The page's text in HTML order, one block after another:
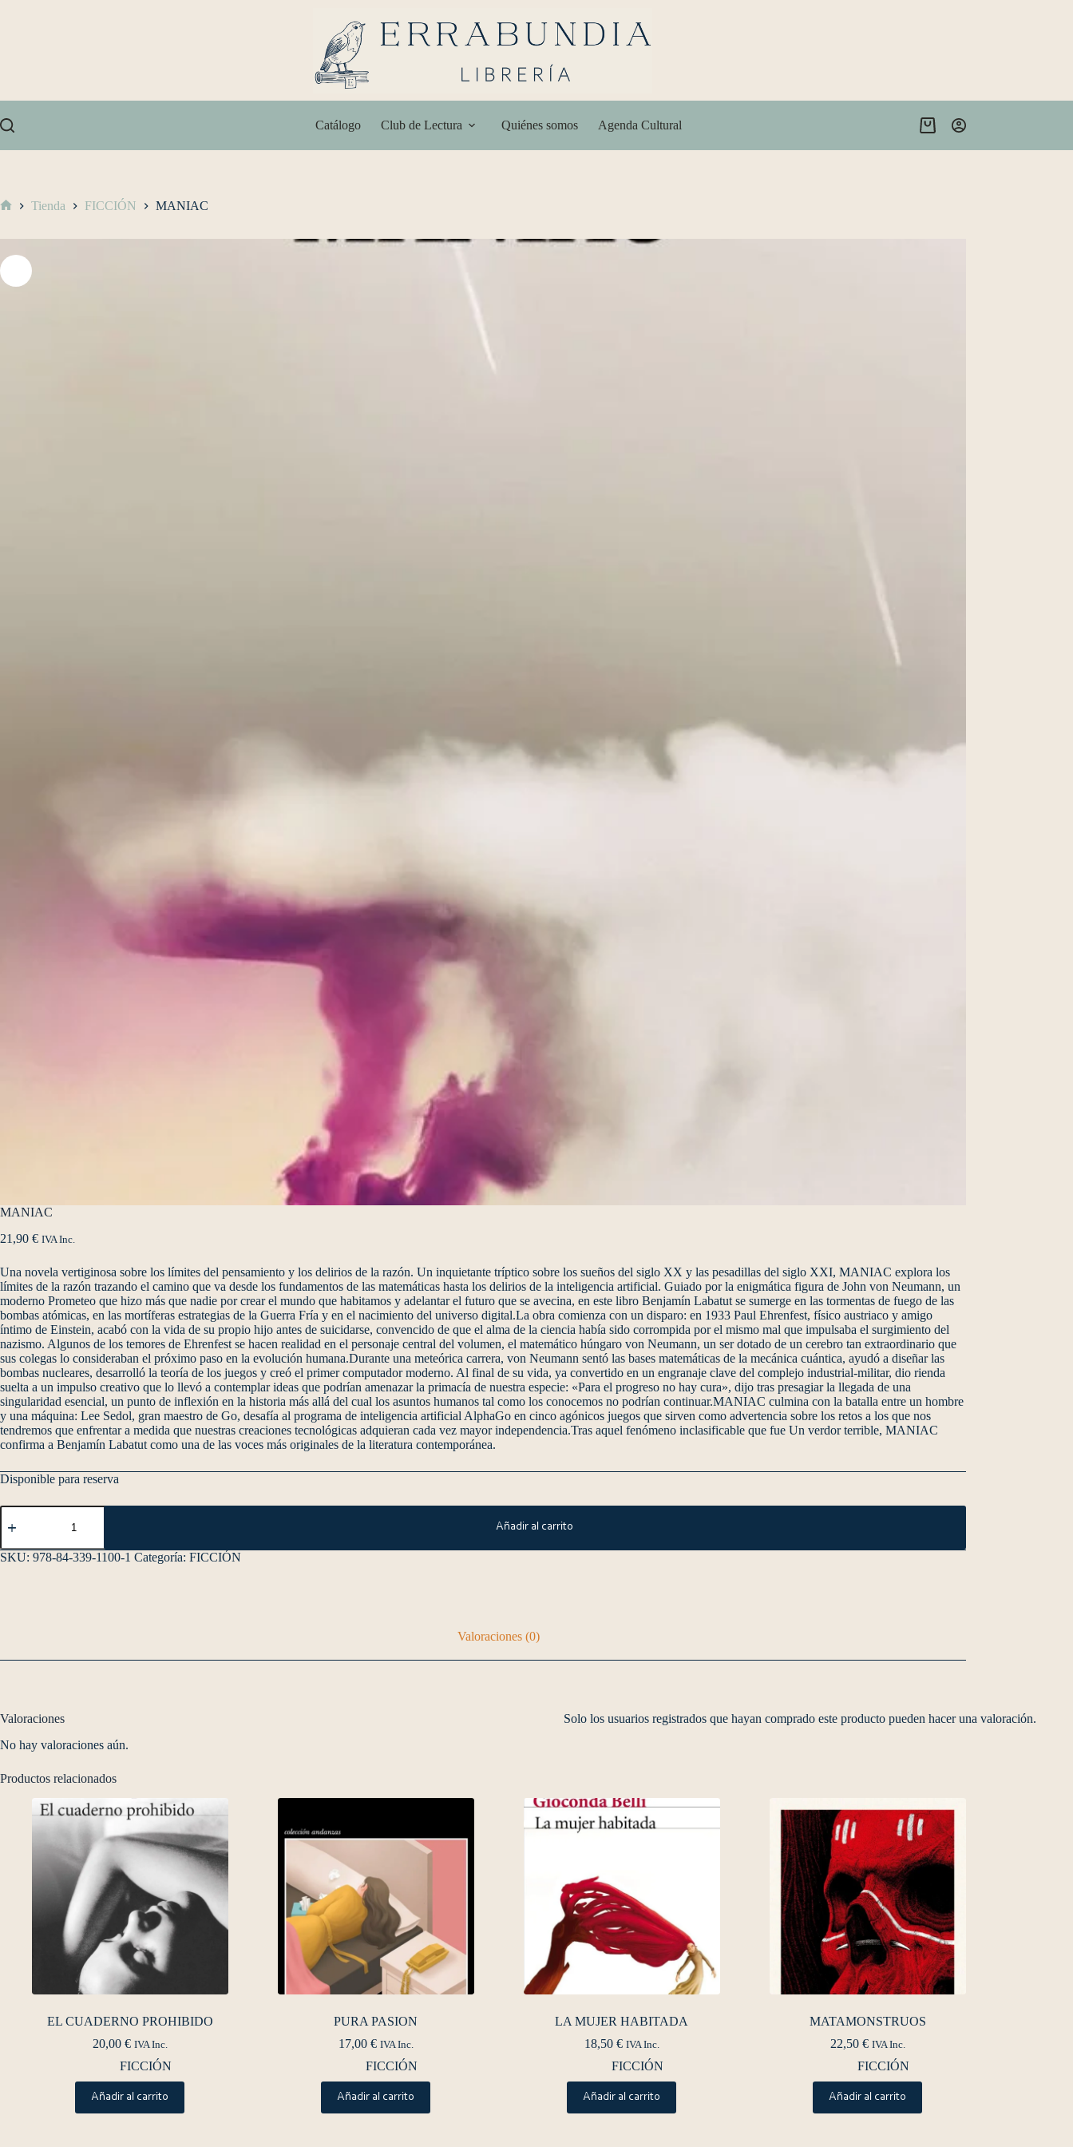
Catálogo Club de Lectura Quiénes somos Agenda Cultural
Tienda FICCIÓN MANIAC
MANIAC
21,90 € IVA Inc.
Una novela vertiginosa sobre los límites del pensamiento y los delirios de la razón. Un inquietante tríptico sobre los sueños del siglo XX y las pesadillas del siglo XXI, MANIAC explora los
límites de la razón trazando el camino que va desde los fundamentos de las matemáticas hasta los delirios de la inteligencia artificial. Guiado por la enigmática figura de John von Neumann, un
moderno Prometeo que hizo más que nadie por crear el mundo que habitamos y adelantar el futuro que se avecina, en este libro Benjamín Labatut se sumerge en las tormentas de fuego de las
bombas atómicas, en las mortíferas estrategias de la Guerra Fría y en el nacimiento del universo digital.La obra comienza con un disparo: en 1933 Paul Ehrenfest, físico austriaco y amigo
íntimo de Einstein, acabó con la vida de su propio hijo antes de suicidarse, convencido de que el alma de la ciencia había sido corrompida por el mismo mal que impulsaba el surgimiento del
nazismo. Algunos de los temores de Ehrenfest se hacen realidad en el personaje central del volumen, el matemático húngaro von Neumann, un ser dotado de un cerebro tan extraordinario que
sus colegas lo consideraban el próximo paso en la evolución humana.Durante una meteórica carrera, von Neumann sentó las bases matemáticas de la mecánica cuántica, ayudó a diseñar las
bombas nucleares, desarrolló la teoría de los juegos y creó el primer computador moderno. Al final de su vida, ya convertido en un engranaje clave del complejo industrial-militar, dio rienda
suelta a un impulso creativo que lo llevó a contemplar ideas que podrían amenazar la primacía de nuestra especie: «Para el progreso no hay cura», dijo tras presagiar la llegada de una
singularidad esencial, un punto de inflexión en la historia más allá del cual los asuntos humanos tal como los conocemos no podrían continuar.MANIAC culmina con la batalla entre un hombre
y una máquina: Lee Sedol, gran maestro de Go, desafía al programa de inteligencia artificial AlphaGo en cinco agónicos juegos que sirven como advertencia sobre los retos a los que nos
tendremos que enfrentar a medida que nuestras creaciones tecnológicas adquieran cada vez mayor independencia.Tras aquel fenómeno inclasificable que fue Un verdor terrible, MANIAC
confirma a Benjamín Labatut como una de las voces más originales de la literatura contemporánea.
Disponible para reserva
Añadir al carrito
SKU: 978-84-339-1100-1 Categoría: FICCIÓN
Valoraciones (0)
Valoraciones
No hay valoraciones aún.
Solo los usuarios registrados que hayan comprado este producto pueden hacer una valoración.
Productos relacionados
EL CUADERNO PROHIBIDO
20,00 € IVA Inc.
FICCIÓN
Añadir al carrito
PURA PASION
17,00 € IVA Inc.
FICCIÓN
Añadir al carrito
LA MUJER HABITADA
18,50 € IVA Inc.
FICCIÓN
Añadir al carrito
MATAMONSTRUOS
22,50 € IVA Inc.
FICCIÓN
Añadir al carrito